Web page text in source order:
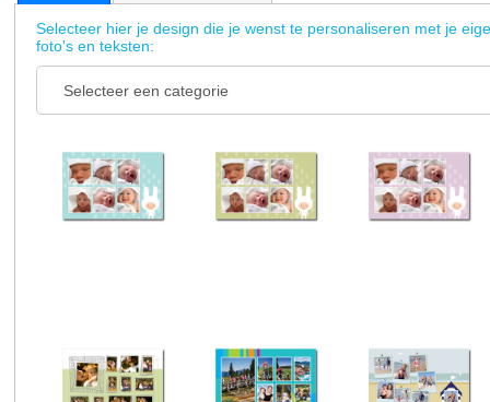
Selecteer hier je design die je wenst te personaliseren met je
foto's en teksten: